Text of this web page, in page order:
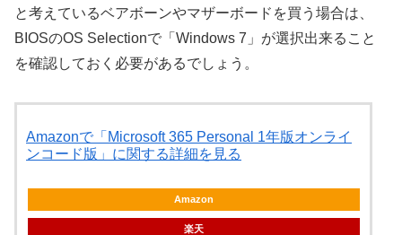
と考えているベアボーンやマザーボードを買う場合は、
BIOSのOS Selectionで「Windows 7」が選択出来ること
を確認しておく必要があるでしょう。
Amazonで「Microsoft 365 Personal 1年版オンライ
ンコード版」に関する詳細を見る
Amazon
楽天